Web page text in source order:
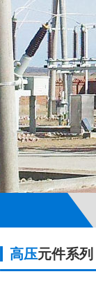
高压元件系列